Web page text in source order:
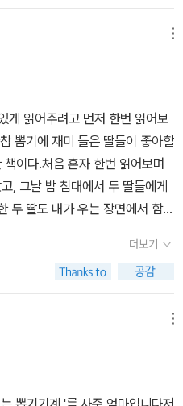
을 직설적으로 설명하지 않고 독
. 보호자가 함께 읽고 아이와 이
그리고 슬픔이 있는 친구를 위로
해 볼 수 있는 뜻깊은 시간이였
초등학교 다녀서 자기보다 언니
썼습니다.1등으로 엄마 아빠를
았으면 좋겠다네요.
어주려고 먼저 한번 읽어보
뽑기에 재미 들은 딸들이 좋아할
이다.처음 혼자 한번 읽어보며
, 그날 밤 침대에서 두 딸들에게
두 딸도 내가 우는 장면에서 함께
들었다. 그림처럼 따뜻한 마음
더보기